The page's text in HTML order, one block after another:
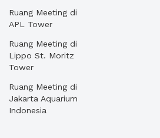
Ruang Meeting di
APL Tower
Ruang Meeting di
Lippo St. Moritz
Tower
Ruang Meeting di
Jakarta Aquarium
Indonesia